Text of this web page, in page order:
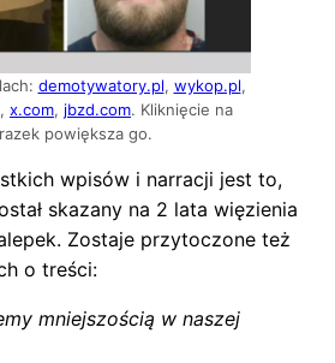
demotywatory.pl, wykop.pl,
, x.com, jbzd.com. Kliknięcie na
powiększa go.
wpisów i narracji jest to,
skazany na 2 lata więzienia
Zostaje przytoczone też
o treści:
mniejszością w naszej